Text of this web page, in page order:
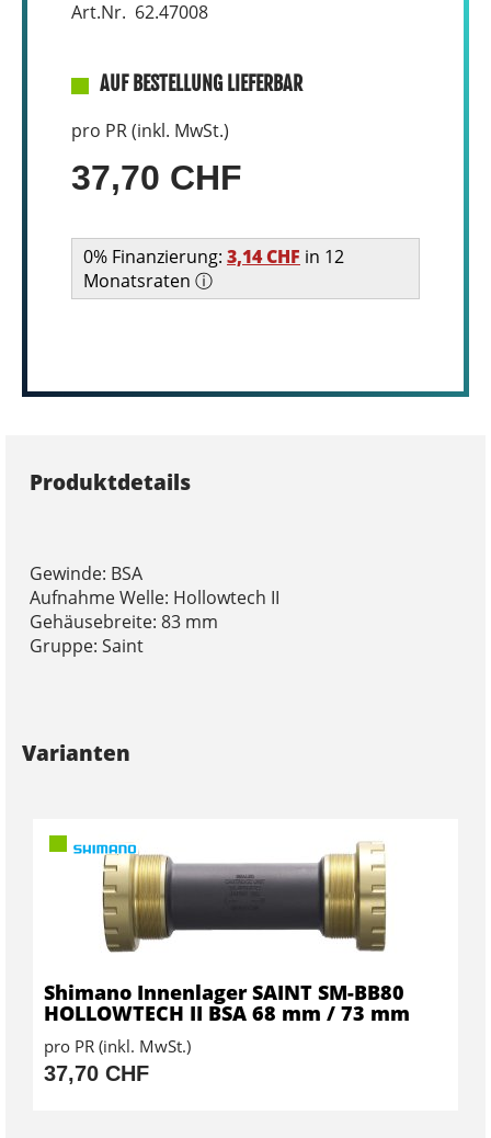
Art.Nr. 62.47008
AUF BESTELLUNG LIEFERBAR
pro PR (inkl. MwSt.)
37,70 CHF
0% Finanzierung: 3,14 CHF in 12
Monatsraten ⓘ
Produktdetails
Gewinde: BSA
Aufnahme Welle: Hollowtech II
Gehäusebreite: 83 mm
Gruppe: Saint
Varianten
Shimano Innenlager SAINT SM-BB80
HOLLOWTECH II BSA 68 mm / 73 mm
pro PR (inkl. MwSt.)
37,70 CHF